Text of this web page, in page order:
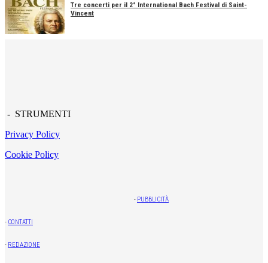
Tre concerti per il 2° International Bach Festival di Saint-
Vincent
- STRUMENTI
Privacy Policy
Cookie Policy
- PUBBLICITÀ
- CONTATTI
- REDAZIONE